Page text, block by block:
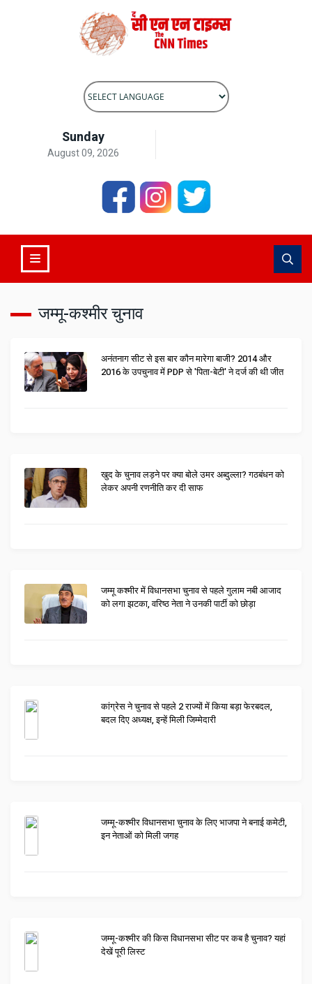
Sunday
August 09, 2026
जम्मू-कश्मीर चुनाव
अनंतनाग सीट से इस बार कौन मारेगा बाजी? 2014 और
2016 के उपचुनाव में PDP से 'पिता-बेटी' ने दर्ज की थी जीत
खुद के चुनाव लड़ने पर क्या बोले उमर अब्दुल्ला? गठबंधन को
लेकर अपनी रणनीति कर दी साफ
जम्मू कश्मीर में विधानसभा चुनाव से पहले गुलाम नबी आजाद
को लगा झटका, वरिष्ठ नेता ने उनकी पार्टी को छोड़ा
कांग्रेस ने चुनाव से पहले 2 राज्यों में किया बड़ा फेरबदल,
बदल दिए अध्यक्ष, इन्हें मिली जिम्मेदारी
जम्मू-कश्मीर विधानसभा चुनाव के लिए भाजपा ने बनाई कमेटी,
इन नेताओं को मिली जगह
जम्मू-कश्मीर की किस विधानसभा सीट पर कब है चुनाव? यहां
देखें पूरी लिस्ट